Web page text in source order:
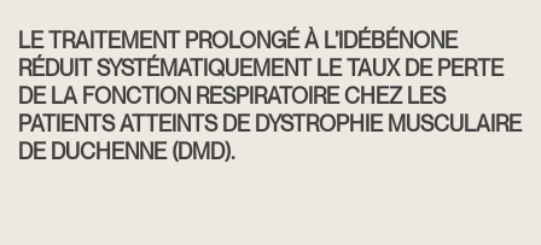
LE TRAITEMENT PROLONGÉ À L’IDÉBÉNONE
RÉDUIT SYSTÉMATIQUEMENT LE TAUX DE PERTE
DE LA FONCTION RESPIRATOIRE CHEZ LES
PATIENTS ATTEINTS DE DYSTROPHIE MUSCULAIRE
DE DUCHENNE (DMD).